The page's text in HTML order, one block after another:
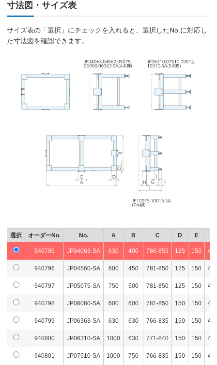
寸法図・サイズ表
サイズ表の「選択」にチェックを入れると、選択したNo.に対応し
た寸法図を確認できます。
選択 オーダーNo. No. A B C D E
940795 JP04063-SA 630 400 786-855 125 150
940796 JP04560-SA 600 450 781-850 125 150
940797 JP05075-SA 750 500 781-850 125 150
940798 JP06060-SA 600 600 781-850 150 150
940799 JP06363-SA 630 630 766-835 150 150
940800 JP06310-SA 1000 630 771-840 150 150
940801 JP07510-SA 1000 750 766-835 150 150